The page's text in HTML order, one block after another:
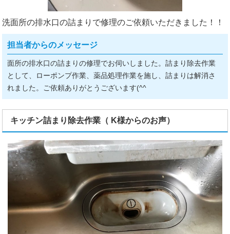
洗面所の排水口の詰まりで修理のご依頼いただきました！！
担当者からのメッセージ
面所の排水口の詰まりの修理でお伺いしました。詰まり除去作業
として、ローポンプ作業、薬品処理作業を施し、詰まりは解消さ
れました。ご依頼ありがとうございます(^^ゞ
キッチン詰まり除去作業（ K様からのお声）